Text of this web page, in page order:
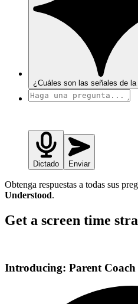
¿Cuáles son las señales de
Dictado Enviar
Obtenga respuestas a todas sus
Understood.
Get a screen time
Introducing: Parent Coach